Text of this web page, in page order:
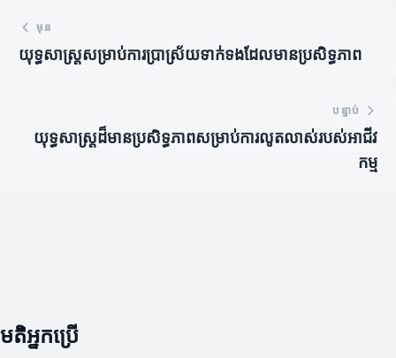
មុន
យុទ្ធសាស្ត្រសម្រាប់ការប្រាស្រ័យទាក់ទងដែលមានប្រសិទ្ធភាព
បន្ទាប់
យុទ្ធសាស្ត្រដ៏មានប្រសិទ្ធភាពសម្រាប់ការលូតលាស់របស់អាជីវ
កម្ម
មតិអ្នកប្រើ